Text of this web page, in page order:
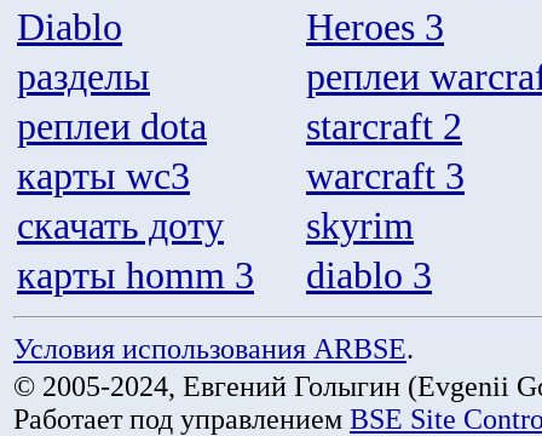
Diablo
Heroes 3
разделы
реплеи
реплеи dota
starcraft 2
карты wc3
warcraft 3
скачать доту
skyrim
карты homm 3
diablo 3
Условия использования ARBSE.
© 2005-2024, Евгений Голыгин (Evgenii
Работает под управлением BSE Site